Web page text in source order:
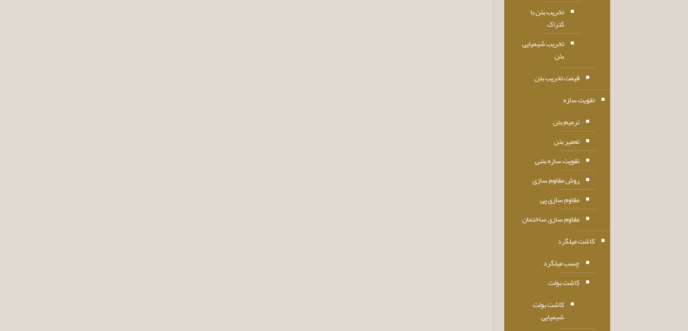
تخریب بتن با
کتراک
تخریب شیمیایی
بتن
قیمت تخریب بتن
تقویت سازه
ترمیم بتن
تعمیر بتن
تقویت سازه بتنی
روش مقاوم سازی
مقاوم سازی پی
مقاوم سازی ساختمان
کاشت میلگرد
چسب میلگرد
کاشت بولت
کاشت بولت
شیمیایی